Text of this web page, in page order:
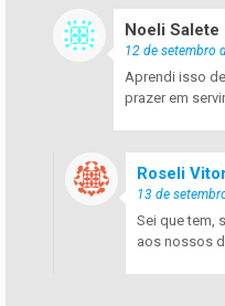
Noeli Salete
12 de setembro
Aprendi isso
prazer em
Roseli
13 de
Sei que tem,
aos nossos